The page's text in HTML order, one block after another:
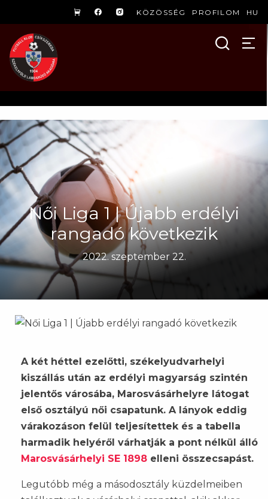
KÖZÖSSÉG PROFILOM HU
Női Liga 1 | Újabb erdélyi
rangadó következik
2022. szeptember 22.
A két héttel ezelőtti, székelyudvarhelyi
kiszállás után az erdélyi magyarság szintén
jelentős városába, Marosvásárhelyre látogat
első osztályú női csapatunk. A lányok eddig
várakozáson felül teljesítettek és a tabella
harmadik helyéről várhatják a pont nélkül álló
Marosvásárhelyi SE 1898 elleni összecsapást.
Legutóbb még a másodosztály küzdelmeiben